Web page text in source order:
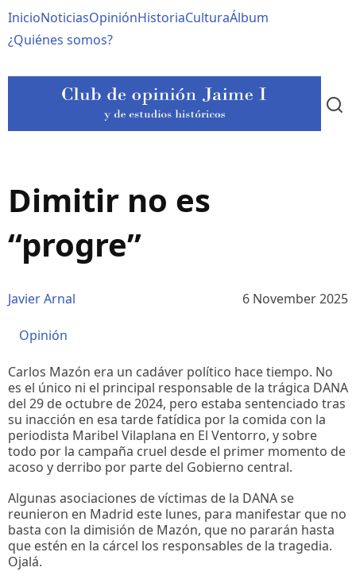
al
contenido
Navegación
principal
InicioNoticiasOpiniónHistoriaCulturaÁlbum
¿Quiénes somos?
Dimitir no es
“progre”
Javier Arnal 6 November 2025
Opinión
Carlos Mazón era un cadáver político hace tiempo. No
es el único ni el principal responsable de la trágica DANA
del 29 de octubre de 2024, pero estaba sentenciado tras
su inacción en esa tarde fatídica por la comida con la
periodista Maribel Vilaplana en El Ventorro, y sobre
todo por la campaña cruel desde el primer momento de
acoso y derribo por parte del Gobierno central.
Algunas asociaciones de víctimas de la DANA se
reunieron en Madrid este lunes, para manifestar que no
basta con la dimisión de Mazón, que no pararán hasta
que estén en la cárcel los responsables de la tragedia.
Ojalá.